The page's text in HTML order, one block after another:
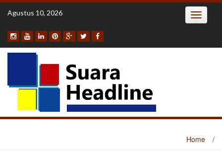
Skip
Agustus 10, 2026 Toggle
Home /